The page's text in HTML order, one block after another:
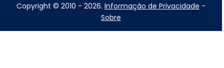
Copyright © 2010 - 2026. Informação de Privacidade -
Sobre